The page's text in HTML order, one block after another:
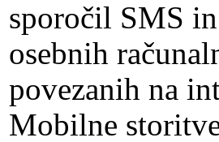
sporočil SMS
osebnih
povezanih na
Mobilne